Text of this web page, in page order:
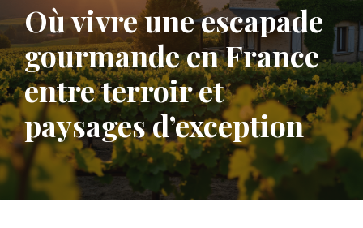
Où vivre une escapade
gourmande en France
entre terroir et
paysages d’exception